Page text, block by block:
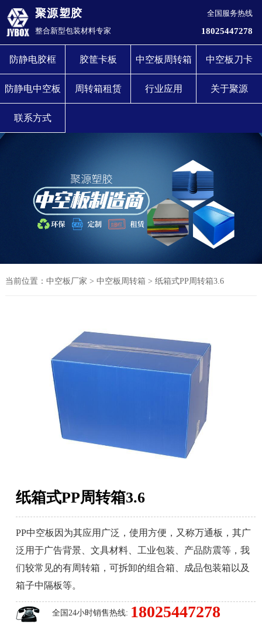
聚源塑胶
整合新型包装材料专家
全国服务热线
18025447278
防静电胶框 胶筐卡板 中空板周转箱 中空板刀卡
防静电中空板 周转箱租赁 行业应用 关于聚源
联系方式
当前位置： 中空板厂家 > 中空板周转箱 > 纸箱式PP周转箱3.6
纸箱式PP周转箱3.6
PP中空板因为其应用广泛，使用方便，又称万通板，其广
泛用于广告背景、文具材料、工业包装、产品防震等，我
们较常见的有周转箱，可拆卸的组合箱、成品包装箱以及
箱子中隔板等。
全国24小时销售热线: 18025447278